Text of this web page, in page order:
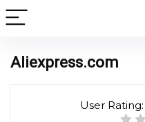
Aliexpress.com
User Rating: